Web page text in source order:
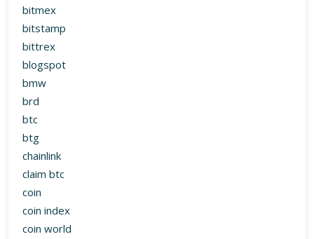
bitmex
bitstamp
bittrex
blogspot
bmw
brd
btc
btg
chainlink
claim btc
coin
coin index
coin world